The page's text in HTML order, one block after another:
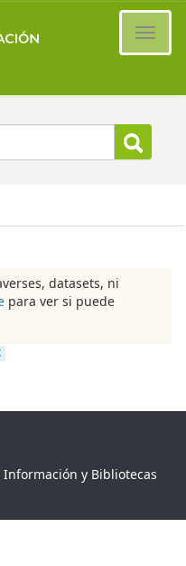
datasets, ni
para ver si puede
y Bibliotecas